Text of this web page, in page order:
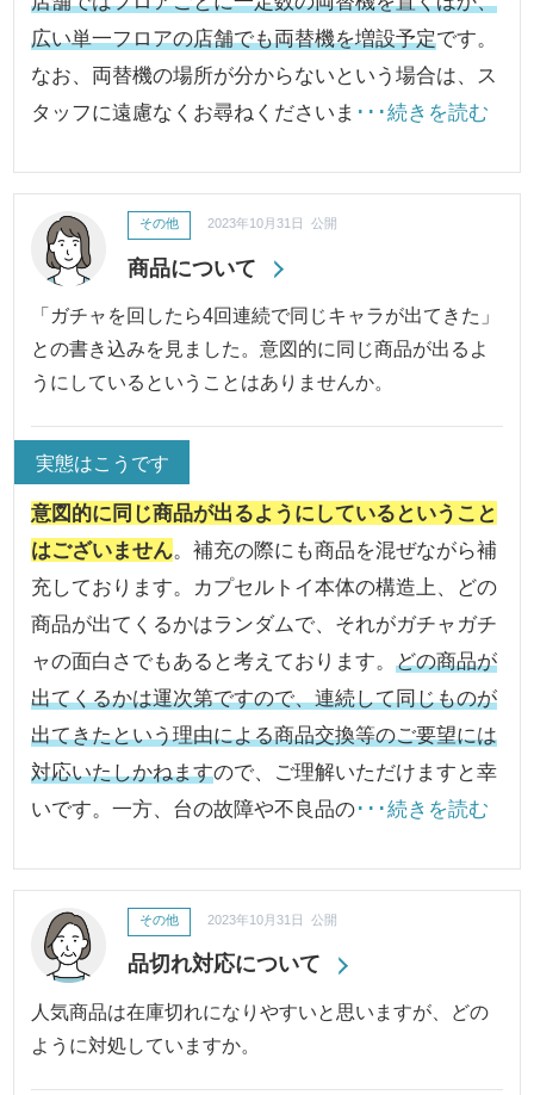
広い単一フロアの店舗でも両替機を増設予定です。
なお、両替機の場所が分からないという場合は、ス
タッフに遠慮なくお尋ねくださいま ･･･続きを読む
商品について
その他 2023年10月31日 公開
「ガチャを回したら4回連続で同じキャラが出てきた」
との書き込みを見ました。意図的に同じ商品が出るよ
うにしているということはありませんか。
実態はこうです
意図的に同じ商品が出るようにしているということ
はございません。補充の際にも商品を混ぜながら補
充しております。カプセルトイ本体の構造上、どの
商品が出てくるかはランダムで、それがガチャガチ
ャの面白さでもあると考えております。どの商品が
出てくるかは運次第ですので、連続して同じものが
出てきたという理由による商品交換等のご要望には
対応いたしかねますので、ご理解いただけますと幸
いです。一方、台の故障や不良品の･･･続きを読む
品切れ対応について
その他 2023年10月31日 公開
人気商品は在庫切れになりやすいと思いますが、どの
ように対処していますか。